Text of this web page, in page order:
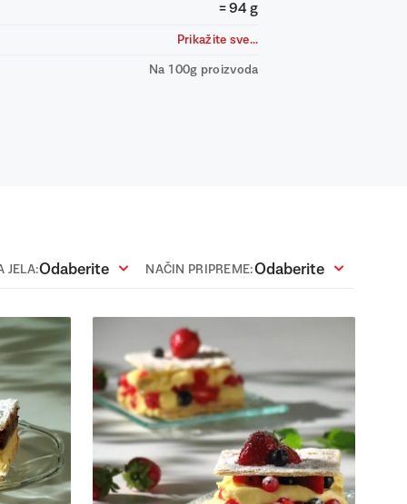
= 94 g
Prikažite sve...
Na 100g proizvoda
JELA:Odaberite NAČIN PRIPREME:Odaberite